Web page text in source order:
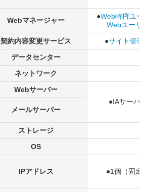
Webマネージャー ●Web特権ユー
Webユーザ
契約内容変更サービス
●サイト管理
データセンター
ネットワーク
Webサーバー
●IAサーバー
メールサーバー
ストレージ
OS
IPアドレス ●1個（固定